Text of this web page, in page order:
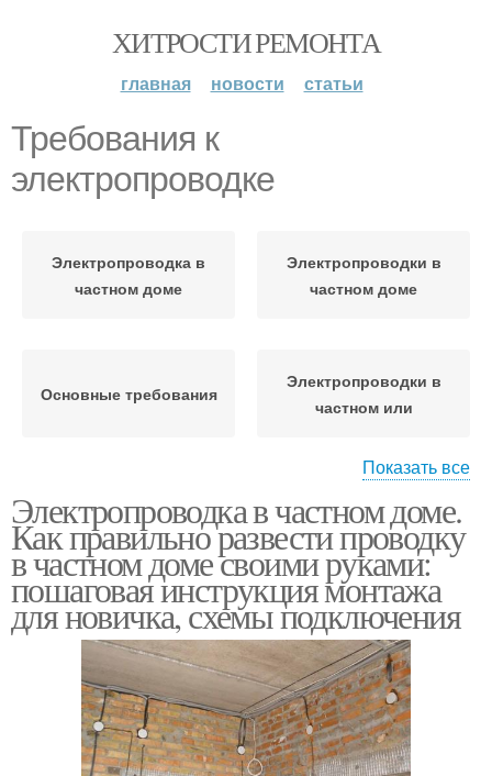
ХИТРОСТИ РЕМОНТА
главная новости статьи
Требования к
электропроводке
Электропроводка в
частном доме
Электропроводки в
частном доме
Основные требования
Электропроводки в
частном или
электропроводка
электропроводка
Показать все
Электропроводка в частном доме.
Как правильно развести проводку
в частном доме своими руками:
пошаговая инструкция монтажа
для новичка, схемы подключения